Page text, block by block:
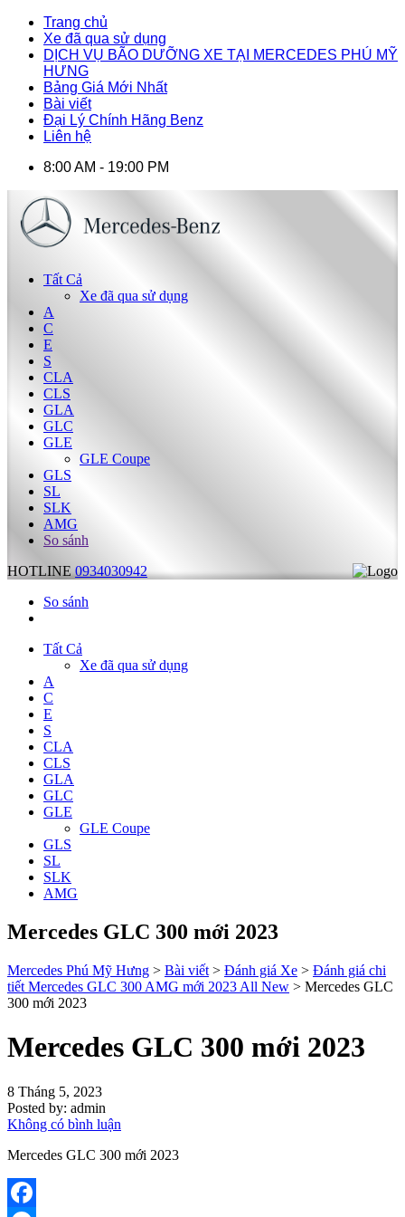
Trang chủ
Xe đã qua sử dụng
DỊCH VỤ BÃO DƯỠNG XE TẠI MERCEDES PHÚ MỸ
HƯNG
Bảng Giá Mới Nhất
Bài viết
Đại Lý Chính Hãng Benz
Liên hệ
8:00 AM - 19:00 PM
Tất Cả
Xe đã qua sử dụng
A
C
E
S
CLA
CLS
GLA
GLC
GLE
GLE Coupe
GLS
SL
SLK
AMG
So sánh
HOTLINE 0934030942
So sánh
Tất Cả
Xe đã qua sử dụng
A
C
E
S
CLA
CLS
GLA
GLC
GLE
GLE Coupe
GLS
SL
SLK
AMG
Mercedes GLC 300 mới 2023
Mercedes Phú Mỹ Hưng > Bài viết > Đánh giá Xe > Đánh giá chi
tiết Mercedes GLC 300 AMG mới 2023 All New > Mercedes GLC
300 mới 2023
Mercedes GLC 300 mới 2023
8 Tháng 5, 2023
Posted by: admin
Không có bình luận
Mercedes GLC 300 mới 2023